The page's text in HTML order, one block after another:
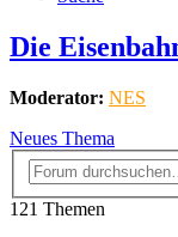
Die
Moderator: NES
Neues Thema
121 Themen